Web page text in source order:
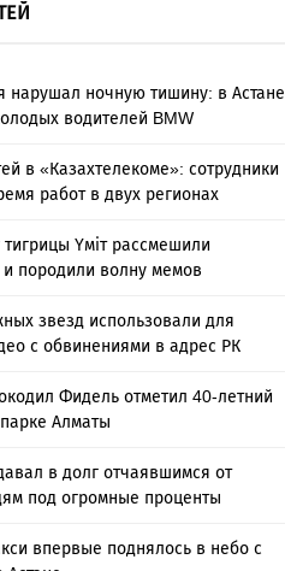
нарушал ночную тишину: в Астане
водителей BMW
в «Казахтелекоме»: сотрудники
работ в двух регионах
Үміт рассмешили
и породили волну мемов
звезд использовали для
с обвинениями в адрес РК
Фидель отметил 40-летний
Алматы
в долг отчаявшимся от
под огромные проценты
впервые поднялось в небо с